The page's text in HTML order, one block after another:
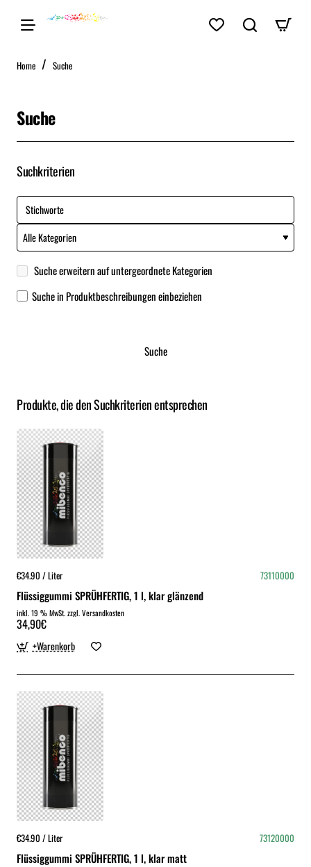
Home home Suche
Suche
Suchkriterien
Suche erweitern auf untergeordnete Kategorien
Suche in Produktbeschreibungen einbeziehen
Suche
Produkte, die den Suchkriterien entsprechen
€34.90 / Liter 73110000
Flüssiggummi SPRÜHFERTIG, 1 l, klar glänzend
inkl. 19 % MwSt. zzgl. Versandkosten
34,90€
+Warenkorb
€34.90 / Liter 73120000
Flüssiggummi SPRÜHFERTIG, 1 l, klar matt